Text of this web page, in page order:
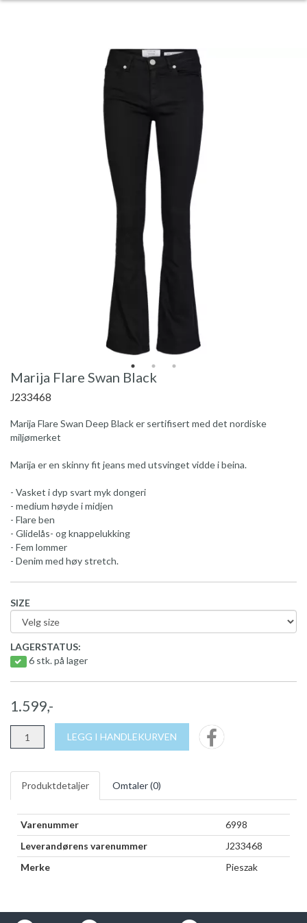
Marija Flare Swan Black
J233468
Marija Flare Swan Deep Black er sertifisert med det nordiske
miljømerket
Marija er en skinny fit jeans med utsvinget vidde i beina.
- Vasket i dyp svart myk dongeri
- medium høyde i midjen
- Flare ben
- Glidelås- og knappelukking
- Fem lommer
- Denim med høy stretch.
SIZE
LAGERSTATUS:
6 stk. på lager
1.599,-
LEGG I HANDLEKURVEN
Produktdetaljer Omtaler (0)
Varenummer
6998
Leverandørens varenummer
J233468
Merke
Pieszak